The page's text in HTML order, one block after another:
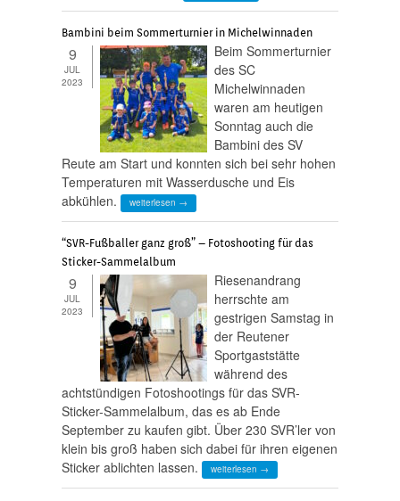
Bambini beim Sommerturnier in Michelwinnaden
9
JUL
2023
Beim Sommerturnier
des SC
Michelwinnaden
waren am heutigen
Sonntag auch die
Bambini des SV
Reute am Start und konnten sich bei sehr hohen
Temperaturen mit Wasserdusche und Eis
abkühlen.
weiterlesen →
“SVR-Fußballer ganz groß” – Fotoshooting für das
Sticker-Sammelalbum
9
JUL
2023
Riesenandrang
herrschte am
gestrigen Samstag in
der Reutener
Sportgaststätte
während des
achtstündigen Fotoshootings für das SVR-
Sticker-Sammelalbum, das es ab Ende
September zu kaufen gibt. Über 230 SVR’ler von
klein bis groß haben sich dabei für ihren eigenen
Sticker ablichten lassen.
weiterlesen →